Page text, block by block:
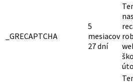
_GRECAPTCHA
5
mesiacov
27 dní